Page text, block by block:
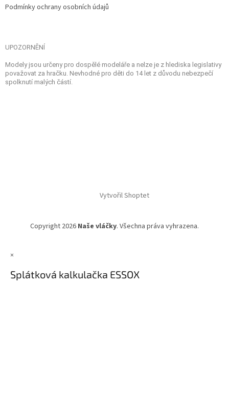
Podmínky ochrany osobních údajů
UPOZORNĚNÍ
Modely jsou určeny pro dospělé modeláře a nelze je z hlediska legislativy
považovat za hračku. Nevhodné pro děti do 14 let z důvodu nebezpečí
spolknutí malých částí.
Vytvořil Shoptet
Copyright 2026 Naše vláčky. Všechna práva vyhrazena.
×
Splátková kalkulačka ESSOX